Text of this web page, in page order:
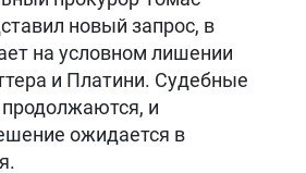
новый запрос, в
на условном лишении
и Платини. Судебные
продолжаются, и
ожидается в